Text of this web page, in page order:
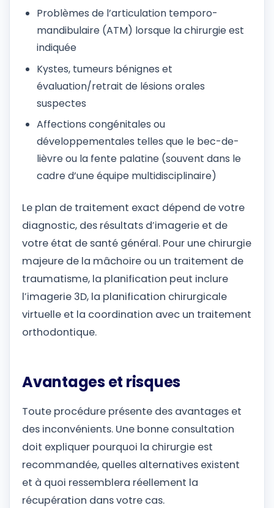
Problèmes de l’articulation temporo-
mandibulaire (ATM) lorsque la chirurgie est
indiquée
Kystes, tumeurs bénignes et
évaluation/retrait de lésions orales
suspectes
Affections congénitales ou
développementales telles que le bec-de-
lièvre ou la fente palatine (souvent dans le
cadre d’une équipe multidisciplinaire)
Le plan de traitement exact dépend de votre
diagnostic, des résultats d’imagerie et de
votre état de santé général. Pour une chirurgie
majeure de la mâchoire ou un traitement de
traumatisme, la planification peut inclure
l’imagerie 3D, la planification chirurgicale
virtuelle et la coordination avec un traitement
orthodontique.
Avantages et risques
Toute procédure présente des avantages et
des inconvénients. Une bonne consultation
doit expliquer pourquoi la chirurgie est
recommandée, quelles alternatives existent
et à quoi ressemblera réellement la
récupération dans votre cas.